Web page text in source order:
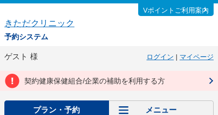
きただクリニック
予約システム
Vポイントご利用案内
ゲスト 様 ログイン | マイページ
契約健康保健組合/企業の補助を利用する方
プラン・予約 メニュー